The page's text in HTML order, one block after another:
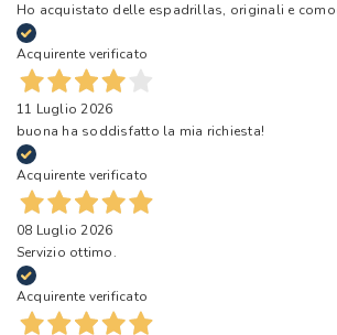
Ho acquistato delle espadrillas, originali e
Acquirente verificato
11 Luglio 2026
buona ha soddisfatto la mia richiesta!
Acquirente verificato
08 Luglio 2026
Servizio ottimo.
Acquirente verificato